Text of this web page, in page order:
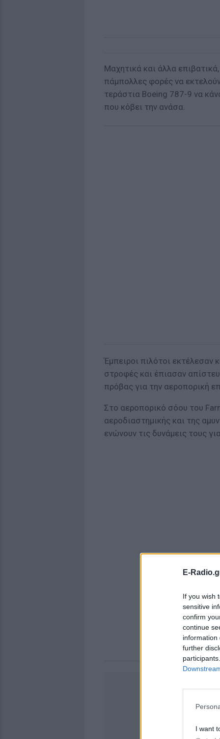
E-
If you wish
sensitive
confirm
continue
information
further
I want
Mαχητικά και άλλα
πάμπολλες φορές να
τεράστια Boeing 787-9 να
που κόβει την ανάσα.
Έμπειροι πιλότοι εκτέλεσαν
στροφές και έπιασαν
πρόβας για την αεροπορική
Στο αεροπορικό σόου του
αεροδιαστημικής και της
ενώνουν τις δυνάμεις τους